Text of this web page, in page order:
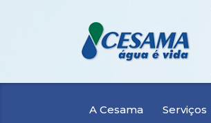
A Cesama Serviços